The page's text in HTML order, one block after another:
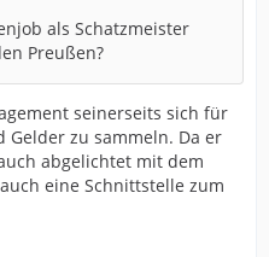
als Schatzmeister
Preußen?
seinerseits sich für
zu sammeln. Da er
abgelichtet mit dem
eine Schnittstelle zum